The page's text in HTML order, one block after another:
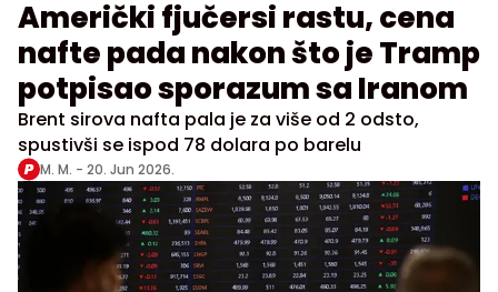
Američki fjučersi rastu, cena
nafte pada nakon što je Tramp
potpisao sporazum sa Iranom
Brent sirova nafta pala je za više od 2 odsto,
spustivši se ispod 78 dolara po barelu
M. M. - 20. Jun 2026.